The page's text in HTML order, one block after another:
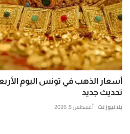
تحديث جديد
يلا نيوز نت أغسطس 5, 2026